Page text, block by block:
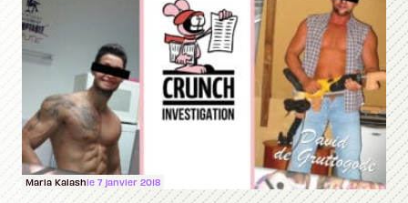
Maria Kalashle 7 janvier 2018